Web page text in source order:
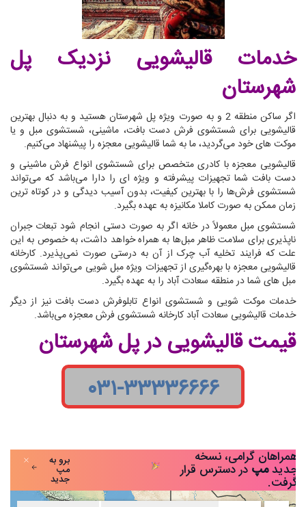
خدمات قالیشویی نزدیک پل
شهرستان
اگر ساکن منطقه 2 و به صورت ویژه پل شهرستان هستید و به دنبال بهترین
قالیشویی برای شستشوی فرش دست بافت، ماشینی، شستشوی مبل و یا
موکت های خود می‌گردید، ما به شما قالیشویی معجزه را پیشنهاد می‌کنیم.
قالیشویی معجزه با کادری متخصص برای شستشوی انواع فرش ماشینی و
دست بافت شما تجهیزات پیشرفته و ویژه ای را دارا می‌باشد که می‌تواند
شستشوی فرش‌ها را با بهترین کیفیت، بدون آسیب دیدگی و در کوتاه ترین
زمان ممکن به صورت کاملا مکانیزه به عهده بگیرد.
شستشوی مبل معمولاً در خانه اگر به صورت دستی انجام شود تبعات جبران
ناپذیری برای سلامت ظاهر مبل‌ها به همراه خواهد داشت، به خصوص به این
علت که فرایند تخلیه آب چرک از آن به درستی صورت نمی‌پذیرد. کارخانه
قالیشویی معجزه با بهره‌گیری از تجهیزات ویژه مبل شویی می‌تواند شستشوی
مبل های شما در منطقه سعادت آباد را به عهده بگیرد.
خدمات موکت شویی و شستشوی انواع تابلوفرش دست بافت نیز از دیگر
خدمات قالیشویی سعادت آباد کارخانه شستشوی فرش معجزه می‌باشد.
قیمت قالیشویی در پل شهرستان
۰۳۱-۳۳۳۳۶۶۶۶